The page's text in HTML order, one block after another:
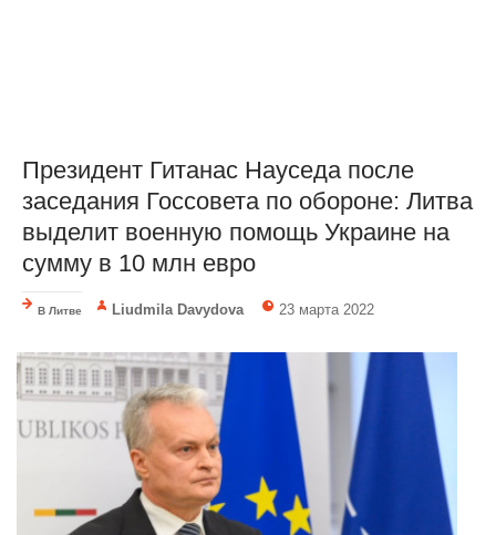
Президент Гитанас Науседа после
заседания Госсовета по обороне: Литва
выделит военную помощь Украине на
сумму в 10 млн евро
В Литве Liudmila Davydova 23 марта 2022